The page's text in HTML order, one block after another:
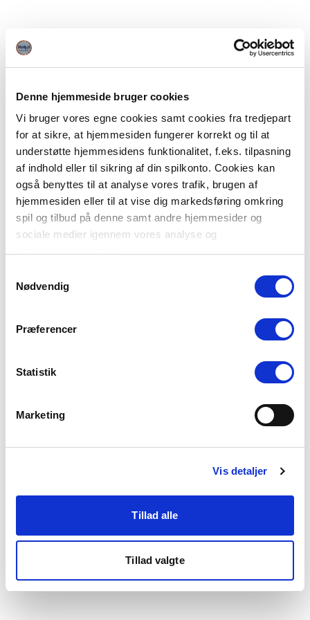
Denne hjemmeside bruger cookies
Vi bruger vores egne cookies samt cookies fra tredjepart
for at sikre, at hjemmesiden fungerer korrekt og til at
understøtte hjemmesidens funktionalitet, f.eks. tilpasning
af indhold eller til sikring af din spilkonto. Cookies kan
også benyttes til at analyse vores trafik, brugen af
hjemmesiden eller til at vise dig markedsføring omkring
spil og tilbud på denne samt andre hjemmesider og
sociale medier igennem vores analyse og
Du kan læse mere om vores brug af cookies under
"Detaljer" eller ved at klikke videre til vores Cookiepolitik,
Nødvendig
Præferencer
Statistik
Marketing
Vis detaljer
Tillad alle
Tillad valgte